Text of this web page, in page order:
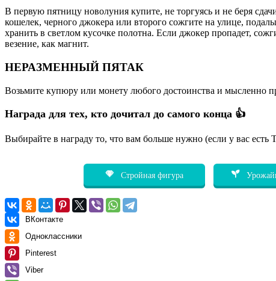
В первую пятницу новолуния купите, не торгуясь и не беря
кошелек, черного джокера или второго сожгите на улице,
хранить в светлом кусочке полотна. Если джокер пропадет,
везение, как магнит.
НЕРАЗМЕННЫЙ ПЯТАК
Возьмите купюру или монету любого достоинства и мысленно
Награда для тех, кто дочитал до самого конца 👍
Выбирайте в награду то, что вам больше нужно (если у вас
Стройная фигура
ВКонтакте
Одноклассники
Pinterest
Viber